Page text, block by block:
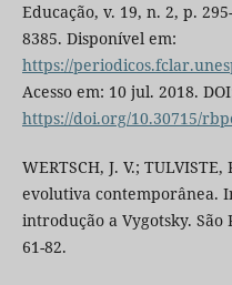
Educação, v. 19, n. 2, p.
8385. Disponível em:
https://
Acesso em: 10 jul. 2018.
https://doi.org/10.30715/
WERTSCH, J. V.;
evolutiva contemporânea.
introdução a Vygotsky. São
61-82.